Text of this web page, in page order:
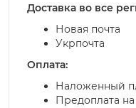
Доставка во все
Новая почта
Укрпочта
Оплата:
Наложенный
Предоплата